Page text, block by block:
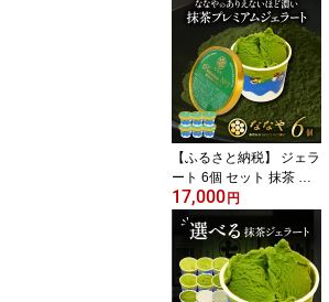
【ふるさと納税】 ジェラ
ート 6個 セット 抹茶 プ
レミアム ななや 丸七製
茶 アイス クリーム デザ
ート スイーツ お茶 お取
り寄せ お菓子 ギフト 世
界一濃い 贈答 高級 濃厚
本格 和スイーツ 老舗 茶
17,000円